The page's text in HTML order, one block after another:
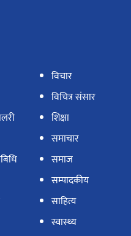
विचार
विचित्र संसार
शिक्षा
समाचार
समाज
सम्पादकीय
साहित्य
स्वास्थ्य